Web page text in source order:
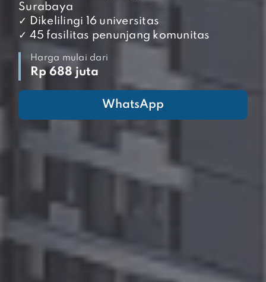
Surabaya
✓ Dikelilingi 16 universitas
✓ 45 fasilitas penunjang komunitas
Harga mulai dari
Rp 688 juta
WhatsApp